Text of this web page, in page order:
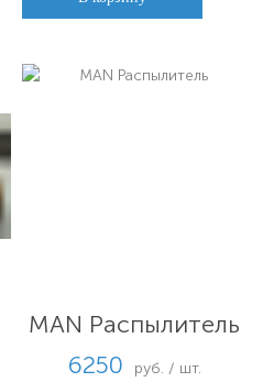
MAN Распылитель
6250
руб. / шт.